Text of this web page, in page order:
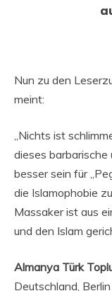
Nun zu den
meint:
„Nichts ist
dieses
besser sein für
die Islamophobie
Massaker ist aus
und den Islam
Almanya Türk
Deutschland, Berlin